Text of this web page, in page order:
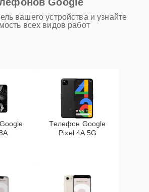
вашего устройства и узнайте
всех видов работ
Телефон Google
Pixel 4A 5G